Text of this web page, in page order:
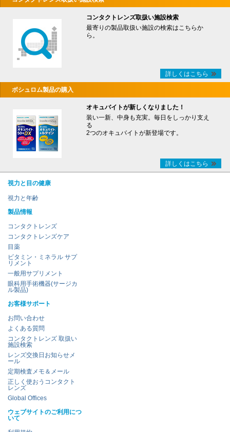
コンタクトレンズ取扱い施設検索
最寄りの製品取扱い施設の検索はこちらか
ら。
詳しくはこちら
ボシュロム製品の購入
オキュバイトが新しくなりました！
装い一新、中身も充実。毎日をしっかり支え
る
2つのオキュバイトが新登場です。
詳しくはこちら
視力と目の健康
視力と年齢
製品情報
コンタクトレンズ
コンタクトレンズケア
目薬
ビタミン・ミネラル サプ
リメント
一般用サプリメント
眼科用手術機器(サージカ
ル製品)
お客様サポート
お問い合わせ
よくある質問
コンタクトレンズ 取扱い
施設検索
レンズ交換日お知らせメ
ール
定期検査メモ＆メール
正しく使おうコンタクト
レンズ
Global Offices
ウェブサイトのご利用につ
いて